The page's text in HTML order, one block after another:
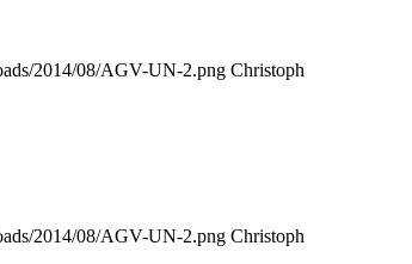
2014/08/AGV-UN-2.png Christoph
2014/08/AGV-UN-2.png Christoph